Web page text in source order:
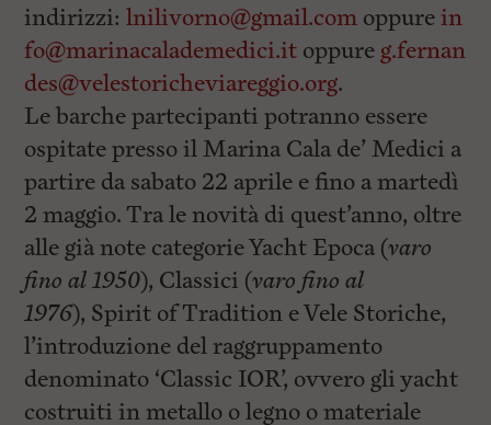
indirizzi:lnilivorno@gmail.com oppure in
fo@marinacalademedici.it oppureg.fernan
des@velestoricheviareggio.org.
Le barche partecipanti potranno essere
ospitate presso il Marina Cala de’ Medici a
partire da sabato 22 aprile e fino a martedì
2 maggio. Tra le novità di quest’anno, oltre
alle già note categorieYacht Epoca (varo
fino al 1950), Classici (varo fino al
1976), Spirit of Tradition eVele Storiche,
l’introduzione del raggruppamento
denominato ‘Classic IOR’, ovvero gli yacht
costruiti in metallo olegno o materiale